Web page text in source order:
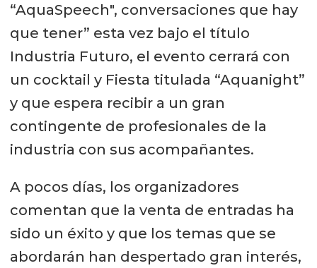
“AquaSpeech", conversaciones que hay
que tener” esta vez bajo el título
Industria Futuro, el evento cerrará con
un cocktail y Fiesta titulada “Aquanight”
y que espera recibir a un gran
contingente de profesionales de la
industria con sus acompañantes.
A pocos días, los organizadores
comentan que la venta de entradas ha
sido un éxito y que los temas que se
abordarán han despertado gran interés,